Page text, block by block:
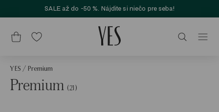
SALE až do -50 %. Nájdite si niečo pre seba!
YES / Premium
Premium (21)